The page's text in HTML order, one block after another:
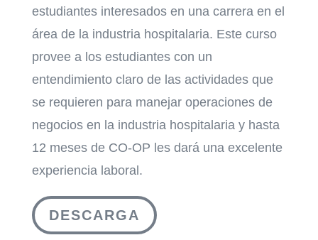
estudiantes interesados en una carrera en el
área de la industria hospitalaria. Este curso
provee a los estudiantes con un
entendimiento claro de las actividades que
se requieren para manejar operaciones de
negocios en la industria hospitalaria y hasta
12 meses de CO-OP les dará una excelente
experiencia laboral.
DESCARGA